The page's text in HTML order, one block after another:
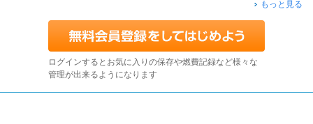
もっと見る
ログインするとお気に入りの保存や燃費記録など様々な
管理が出来るようになります